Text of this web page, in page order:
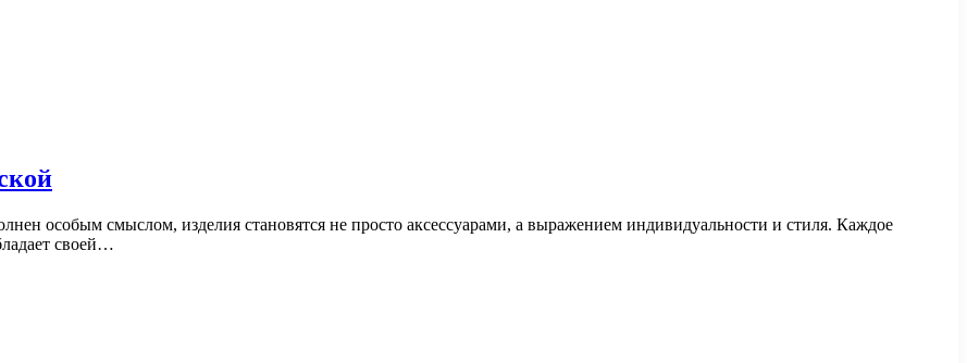
особым смыслом, изделия становятся не просто аксессуарами, а выражением индивидуальности и стиля. Каждое
своей…